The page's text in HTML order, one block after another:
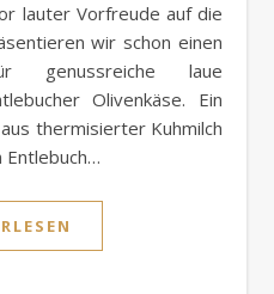
wir schon einen
genussreiche laue
Olivenkäse. Ein
thermisierter Kuhmilch
Entlebuch…